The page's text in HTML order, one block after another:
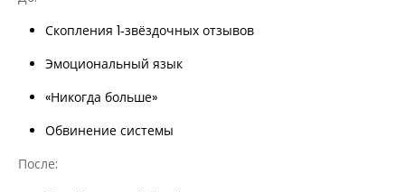
Скопления 1‑звёздочных отзывов
Эмоциональный язык
«Никогда больше»
Обвинение системы
После: